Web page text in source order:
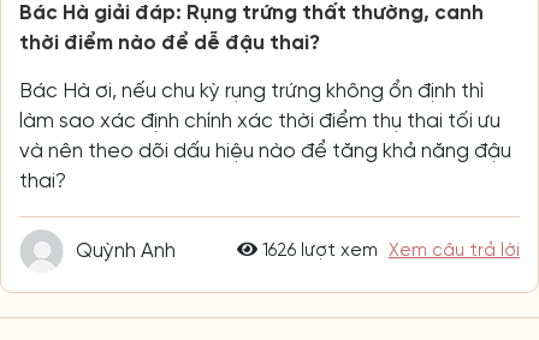
Bác Hà giải đáp: Rụng trứng thất thường, canh
thời điểm nào để dễ đậu thai?
Bác Hà ơi, nếu chu kỳ rụng trứng không ổn định thì
làm sao xác định chính xác thời điểm thụ thai tối ưu
và nên theo dõi dấu hiệu nào để tăng khả năng đậu
thai?
Quỳnh Anh 1626 lượt xem Xem câu trả lời